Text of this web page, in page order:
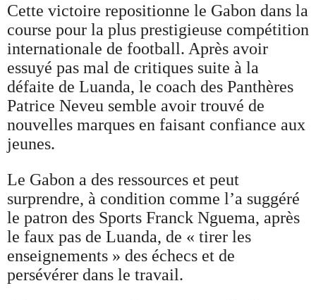
Cette victoire repositionne le Gabon dans la
course pour la plus prestigieuse compétition
internationale de football. Après avoir
essuyé pas mal de critiques suite à la
défaite de Luanda, le coach des Panthères
Patrice Neveu semble avoir trouvé de
nouvelles marques en faisant confiance aux
jeunes.
Le Gabon a des ressources et peut
surprendre, à condition comme l’a suggéré
le patron des Sports Franck Nguema, après
le faux pas de Luanda, de « tirer les
enseignements » des échecs et de
persévérer dans le travail.